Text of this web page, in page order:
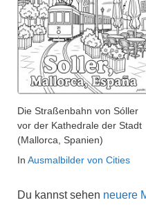
Die Straßenbahn von Sóller
vor der Kathedrale der Stadt
(Mallorca, Spanien)
In Ausmalbilder von Cities
Du kannst sehen neuere